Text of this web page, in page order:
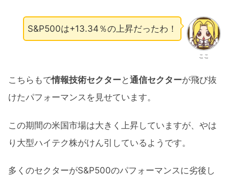
ここ
S&P500は+13.34％の上昇だったわ！
こちらもで情報技術セクターと通信セクターが飛び抜
けたパフォーマンスを見せています。
この期間の米国市場は大きく上昇していますが、やは
り大型ハイテク株がけん引しているようです。
多くのセクターがS&P500のパフォーマンスに劣後し